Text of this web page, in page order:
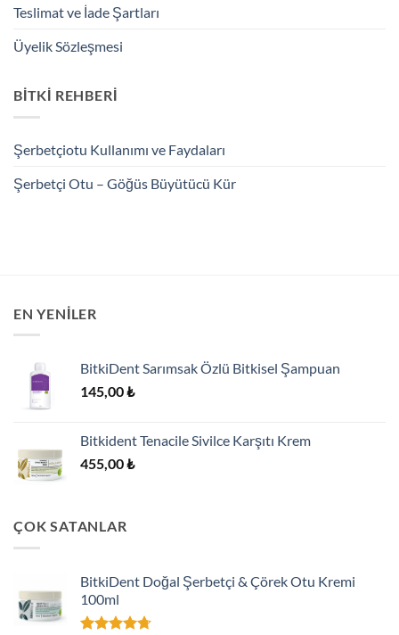
Teslimat ve İade Şartları
Üyelik Sözleşmesi
BİTKİ REHBERİ
Şerbetçiotu Kullanımı ve Faydaları
Şerbetçi Otu – Göğüs Büyütücü Kür
EN YENILER
BitkiDent Sarımsak Özlü Bitkisel Şampuan
145,00₺
Bitkident Tenacile Sivilce Karşıtı Krem
455,00₺
ÇOK SATANLAR
BitkiDent Doğal Şerbetçi & Çörek Otu Kremi
100ml